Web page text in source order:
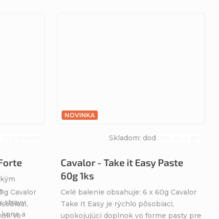
stravy
a
Cavalor
vo
NOVINKA
Cavalor - Take it Easy Paste
60g 1ks
produktu
5,0
z
5
Skladom: dodanie do 4 dní
Celé balenie obsahuje: 6 x 60g Cavalor
Take It Easy je rýchlo pôsobiaci,
upokojujúci doplnok vo forme pasty pre